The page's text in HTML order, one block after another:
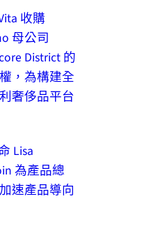
收購
母公司
District 的
，為構建全
奢侈品平台
Lisa
為產品總
速產品導向